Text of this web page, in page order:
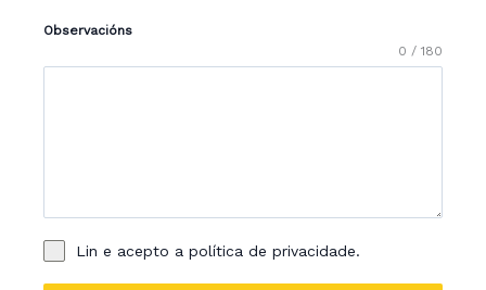
Observacións
0 / 180
Lin e acepto a política de privacidade.